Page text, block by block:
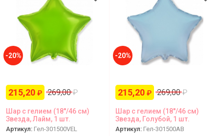
-20%
215,20 ₽ 269,00 ₽
Шар с гелием (18''/46 см)
Звезда, Лайм, 1 шт.
Артикул: Гел-301500VEL
-20%
215,20 ₽ 269,00 ₽
Шар с гелием (18''/46 см)
Звезда, Голубой, 1 шт.
Артикул: Гел-301500AB